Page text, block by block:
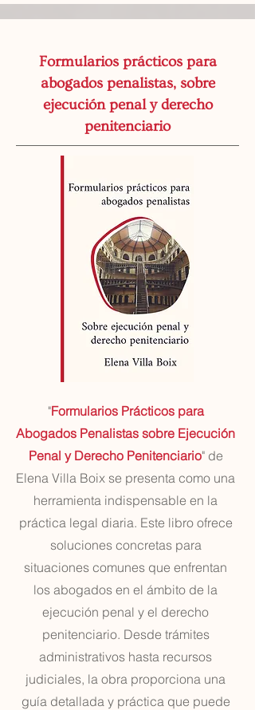
Formularios prácticos para
abogados penalistas, sobre
ejecución penal y derecho
penitenciario
"Formularios Prácticos para
Abogados Penalistas sobre Ejecución
Penal y Derecho Penitenciario" de
Elena Villa Boix se presenta como una
herramienta indispensable en la
práctica legal diaria. Este libro ofrece
soluciones concretas para
situaciones comunes que enfrentan
los abogados en el ámbito de la
ejecución penal y el derecho
penitenciario. Desde trámites
administrativos hasta recursos
judiciales, la obra proporciona una
guía detallada y práctica que puede